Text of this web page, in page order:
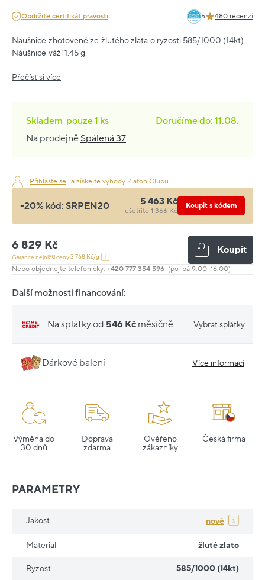
Obdržíte certifikát pravosti 5 480 recenzí
Náušnice zhotovené ze žlutého zlata o ryzosti 585/1000 (14kt).
Náušnice váží 1.45 g.
Přečíst si více
Skladem pouze1 ks
Doručíme do: 11.08.
Na prodejně Spálená 37
Přihlaste se a získejte výhody Zlaton Clubu
-20% kód: SRPEN20 5 463 Kč
ušetříte 1 366 Kč
Koupit s kódem
6 829 Kč
Garance nejnižší ceny:3 768 Kč/g
Koupit
Nebo objednejte telefonicky: +420 777 354 596 (po–pá 9:00–16:00)
Další možnosti financování:
Na splátky od 546 Kč měsíčně Vybrat splátky
Dárkové balení Více informací
Výměna do
30 dnů
Doprava
zdarma
Ověřeno
zákazníky
Česká firma
PARAMETRY
Jakost nové
Materiál žluté zlato
Ryzost 585/1000 (14kt)